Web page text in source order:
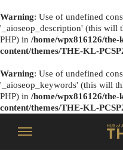
Warning: Use of undefined
'_aioseop_description' (this will
PHP) in /home/wpx816126/
content/themes/THE-KL-
Warning: Use of undefined
'_aioseop_keywords' (this will
PHP) in /home/wpx816126/
content/themes/THE-KL-